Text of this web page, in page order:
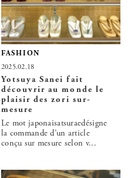
2025.02.18
Yotsuya Sanei fait
découvrir au monde le
plaisir des zori sur-
mesure
Le mot japonaisatsuraedésigne
la commande d’un article
conçu sur mesure selon v...
FASHION